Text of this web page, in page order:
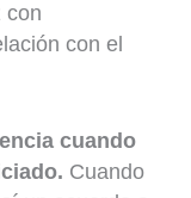
con
con el
cuando
Cuando